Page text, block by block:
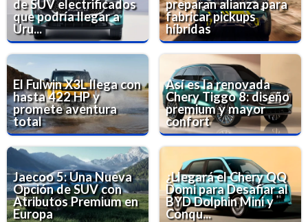
de SUV electrificados
que podría llegar a
Uru...
preparan alianza para
fabricar pickups
híbridas
El Fulwin X3L llega con
hasta 422 HP y
promete aventura
total
Así es la renovada
Chery Tiggo 8: diseño
premium y mayor
confort
Jaecoo 5: Una Nueva
Opción de SUV con
Atributos Premium en
Europa
¿Llegará el Chery QQ
Domi para Desafiar al
BYD Dolphin Mini y
Conqu...